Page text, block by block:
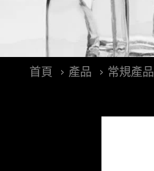
首頁 產品 常規產品